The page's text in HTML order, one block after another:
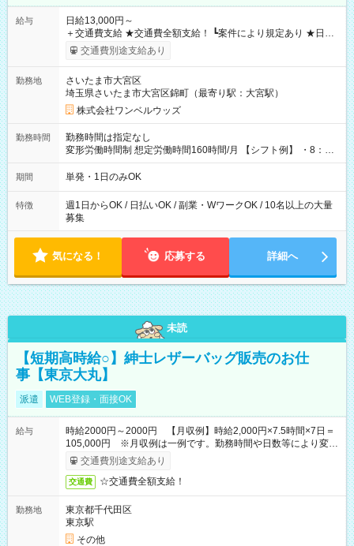
給与
日給13,000円～
＋交通費支給 ★交通費全額支給！ ┗案件により規定あり ★日払
いOK！（規定あり） ┗働いたその日に現金GET♪ お仕事後はコ
ンビニATMから 日払い分を引き落とせます！ 【試用期間】試
交通費別途支給あり
勤務地
さいたま市大宮区
埼玉県さいたま市大宮区錦町（最寄り駅：大宮駅）
株式会社ワンベルウッズ
勤務時間
勤務時間は指定なし
変形労働時間制 想定労働時間160時間/月 【シフト例】 ・8：00
～21：00
期間 単発・1日のみOK
特徴
週1日からOK / 日払いOK / 副業・WワークOK / 10名以上の大量
募集
気になる！ 応募する 詳細へ
未読
【短期高時給○】紳士レザーバッグ販売のお仕
事【東京大丸】
派遣 WEB登録・面接OK
給与
時給2000円～2000円 【月収例】時給2,000円×7.5時間×7日＝
105,000円 ※月収例は一例です。勤務時間や日数等により変動
いたします。
交通費別途支給あり
交通費 ☆交通費全額支給！
勤務地
東京都千代田区
東京駅
その他